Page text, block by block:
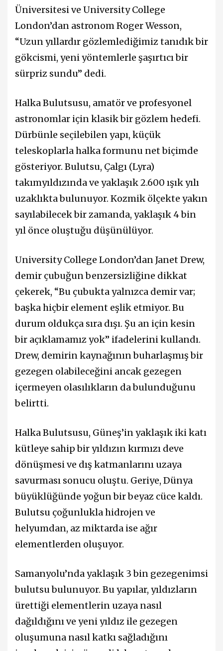
Üniversitesi ve University College
London’dan astronom Roger Wesson,
“Uzun yıllardır gözlemlediğimiz tanıdık bir
gökcismi, yeni yöntemlerle şaşırtıcı bir
sürpriz sundu” dedi.
Halka Bulutsusu, amatör ve profesyonel
astronomlar için klasik bir gözlem hedefi.
Dürbünle seçilebilen yapı, küçük
teleskoplarla halka formunu net biçimde
gösteriyor. Bulutsu, Çalgı (Lyra)
takımyıldızında ve yaklaşık 2.600 ışık yılı
uzaklıkta bulunuyor. Kozmik ölçekte yakın
sayılabilecek bir zamanda, yaklaşık 4 bin
yıl önce oluştuğu düşünülüyor.
University College London’dan Janet Drew,
demir çubuğun benzersizliğine dikkat
çekerek, “Bu çubukta yalnızca demir var;
başka hiçbir element eşlik etmiyor. Bu
durum oldukça sıra dışı. Şu an için kesin
bir açıklamamız yok” ifadelerini kullandı.
Drew, demirin kaynağının buharlaşmış bir
gezegen olabileceğini ancak gezegen
içermeyen olasılıkların da bulunduğunu
belirtti.
Halka Bulutsusu, Güneş’in yaklaşık iki katı
kütleye sahip bir yıldızın kırmızı deve
dönüşmesi ve dış katmanlarını uzaya
savurması sonucu oluştu. Geriye, Dünya
büyüklüğünde yoğun bir beyaz cüce kaldı.
Bulutsu çoğunlukla hidrojen ve
helyumdan, az miktarda ise ağır
elementlerden oluşuyor.
Samanyolu’nda yaklaşık 3 bin gezegenimsi
bulutsu bulunuyor. Bu yapılar, yıldızların
ürettiği elementlerin uzaya nasıl
dağıldığını ve yeni yıldız ile gezegen
oluşumuna nasıl katkı sağladığını